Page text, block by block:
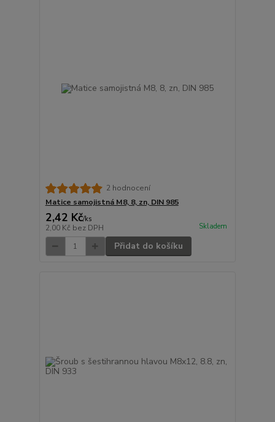
2 hodnocení
Matice samojistná M8, 8, zn, DIN 985
2,42 Kč/ks
2,00 Kč bez DPH Skladem
Přidat do košíku